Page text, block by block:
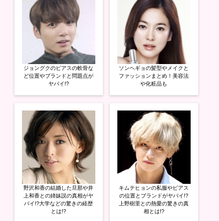
で
開
き
ま
す
ジョングクのピアスの軟骨な
ど位置やブランドと問題点が
ヤバイ!?
野沢和香の結婚した旦那や井
上和香との姉妹説の真相がヤ
バイ!?大学などの驚きの経歴
とは!?
ソンヘギョの髪型やメイクと
ファッションまとめ！美容法
や化粧品も
キムテヒョンの私服やピアス
の位置とブランドがヤバイ!?
上野樹里との熱愛の驚きの真
相とは!?